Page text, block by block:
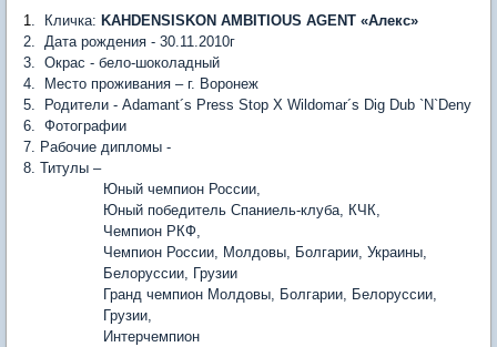
1 Кличка: KAHDENSISKON AMBITIOUS AGENT «Алекс»
2. Дата рождения - 30.11.2010г
3.
Окрас - бело-шоколадный
4.
Место проживания – г. Воронеж
5.
Родители - Adamant´s Press Stop X Wildomar´s Dig Dub `N`Deny
6.
Фотографии
7. Рабочие дипломы -
8. Титулы –
Юный чемпион России,
Юный победитель Спаниель-клуба, КЧК,
Чемпион РКФ,
Чемпион России, Молдовы, Болгарии, Украины,
Белоруссии, Грузии
Гранд чемпион Молдовы, Болгарии, Белоруссии,
Грузии,
Интерчемпион